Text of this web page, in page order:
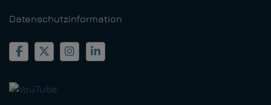
Datenschutzinformation